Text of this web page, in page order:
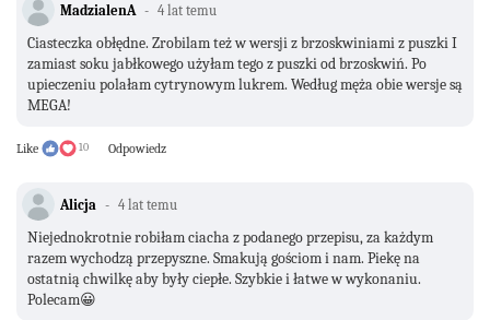
MadzialenA 4 lat temu
Ciasteczka obłędne. Zrobilam też w wersji z brzoskwiniami z puszki I
zamiast soku jabłkowego użyłam tego z puszki od brzoskwiń. Po
upieczeniu polałam cytrynowym lukrem. Według męża obie wersje są
MEGA!
Like 10 Odpowiedz
Alicja 4 lat temu
Niejednokrotnie robiłam ciacha z podanego przepisu, za każdym
razem wychodzą przepyszne. Smakują gościom i nam. Piekę na
ostatnią chwilkę aby były ciepłe. Szybkie i łatwe w wykonaniu.
Polecam😀